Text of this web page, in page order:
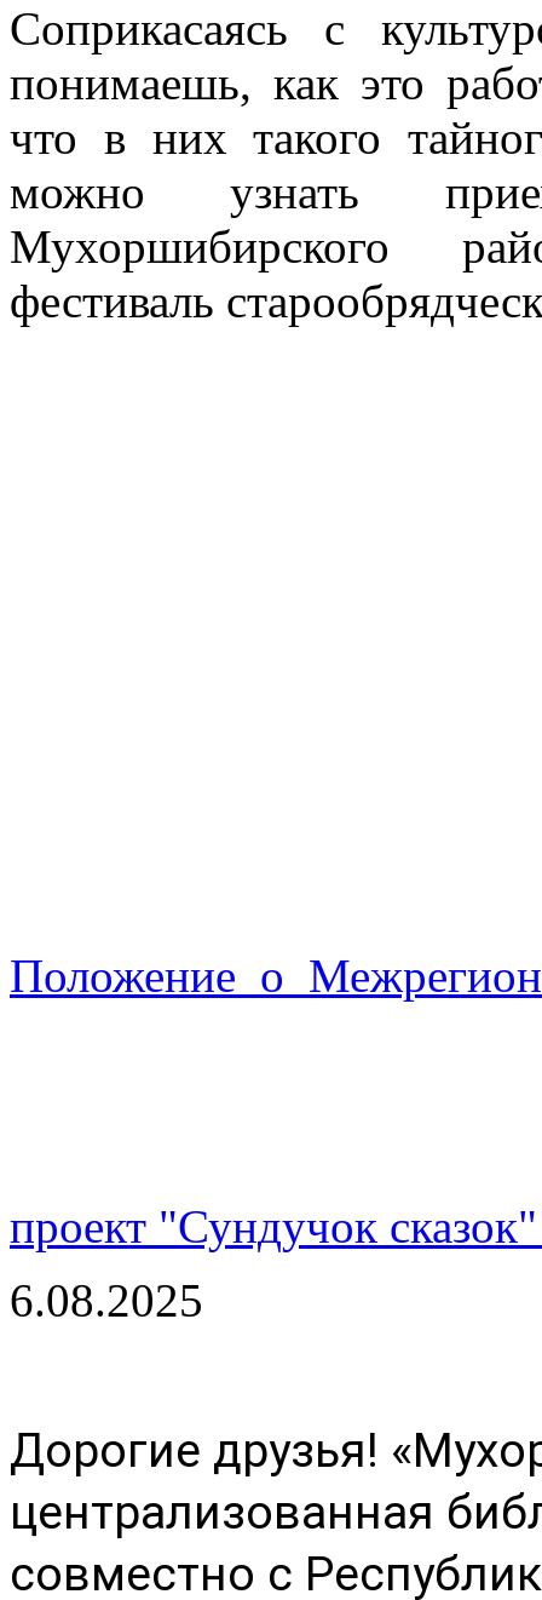
Соприкасаясь с
понимаешь, как это
что в них такого
можно узнать
Мухоршибирского
фестиваль
проект "Сундучок
6.08.2025
Дорогие друзья!
централизованная
совместно с